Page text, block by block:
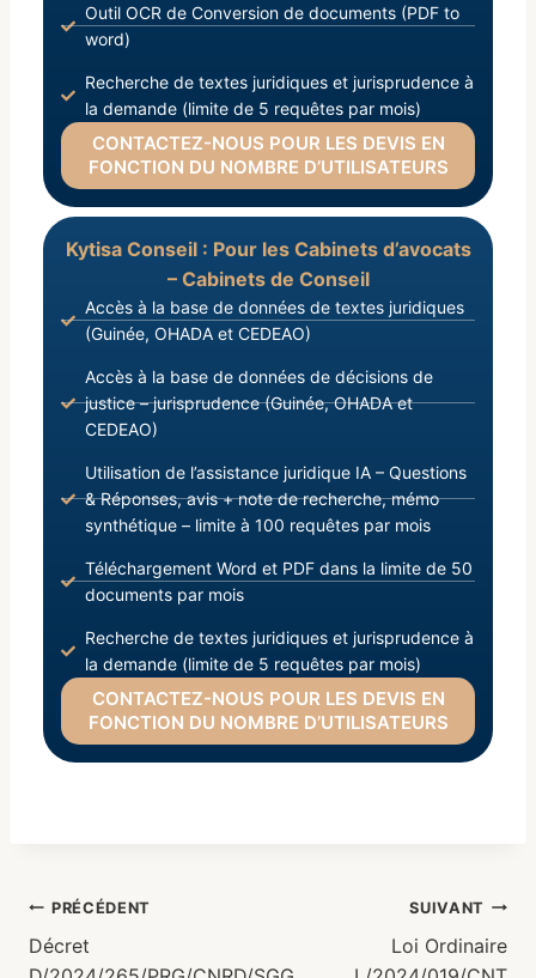
Outil OCR de Conversion de documents (PDF to
word)
Recherche de textes juridiques et jurisprudence à
la demande (limite de 5 requêtes par mois)
CONTACTEZ-NOUS POUR LES DEVIS EN
FONCTION DU NOMBRE D’UTILISATEURS
Kytisa Conseil : Pour les Cabinets d’avocats
– Cabinets de Conseil
Accès à la base de données de textes juridiques
(Guinée, OHADA et CEDEAO)
Accès à la base de données de décisions de
justice – jurisprudence (Guinée, OHADA et
CEDEAO)
Utilisation de l’assistance juridique IA – Questions
& Réponses, avis + note de recherche, mémo
synthétique – limite à 100 requêtes par mois
Téléchargement Word et PDF dans la limite de 50
documents par mois
Recherche de textes juridiques et jurisprudence à
la demande (limite de 5 requêtes par mois)
CONTACTEZ-NOUS POUR LES DEVIS EN
FONCTION DU NOMBRE D’UTILISATEURS
PRÉCÉDENT
Décret
SUIVANT
Loi Ordinaire